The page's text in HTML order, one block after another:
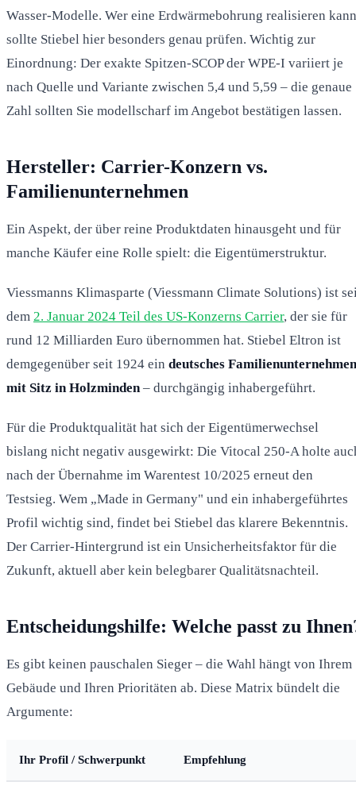
Wasser-Modelle. Wer eine Erdwärmebohrung realisieren
sollte Stiebel hier besonders genau prüfen. Wichtig zur
Einordnung: Der exakte Spitzen-SCOP der WPE-I variiert je
nach Quelle und Variante zwischen 5,4 und 5,59 – die genaue
Zahl sollten Sie modellscharf im Angebot bestätigen lassen.
Hersteller: Carrier-Konzern vs.
Familienunternehmen
Ein Aspekt, der über reine Produktdaten hinausgeht und für
manche Käufer eine Rolle spielt: die Eigentümerstruktur.
Viessmanns Klimasparte (Viessmann Climate Solutions) ist
dem 2. Januar 2024 Teil des US-Konzerns Carrier, der sie für
rund 12 Milliarden Euro übernommen hat. Stiebel Eltron ist
demgegenüber seit 1924 ein deutsches Familienunternehmen
mit Sitz in Holzminden – durchgängig inhabergeführt.
Für die Produktqualität hat sich der Eigentümerwechsel
bislang nicht negativ ausgewirkt: Die Vitocal 250-A holte
nach der Übernahme im Warentest 10/2025 erneut den
Testsieg. Wem „Made in Germany" und ein inhabergeführtes
Profil wichtig sind, findet bei Stiebel das klarere Bekenntnis.
Der Carrier-Hintergrund ist ein Unsicherheitsfaktor für die
Zukunft, aktuell aber kein belegbarer Qualitätsnachteil.
Entscheidungshilfe: Welche passt zu
Es gibt keinen pauschalen Sieger – die Wahl hängt von Ihrem
Gebäude und Ihren Prioritäten ab. Diese Matrix bündelt die
Argumente:
Ihr Profil / Schwerpunkt Empfehlung